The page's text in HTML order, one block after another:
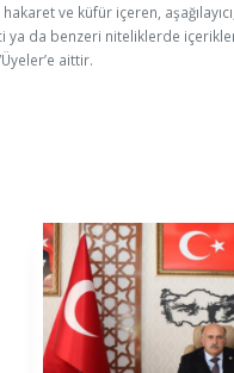
ve küfür içeren,
ya da benzeri niteliklerde
aittir.